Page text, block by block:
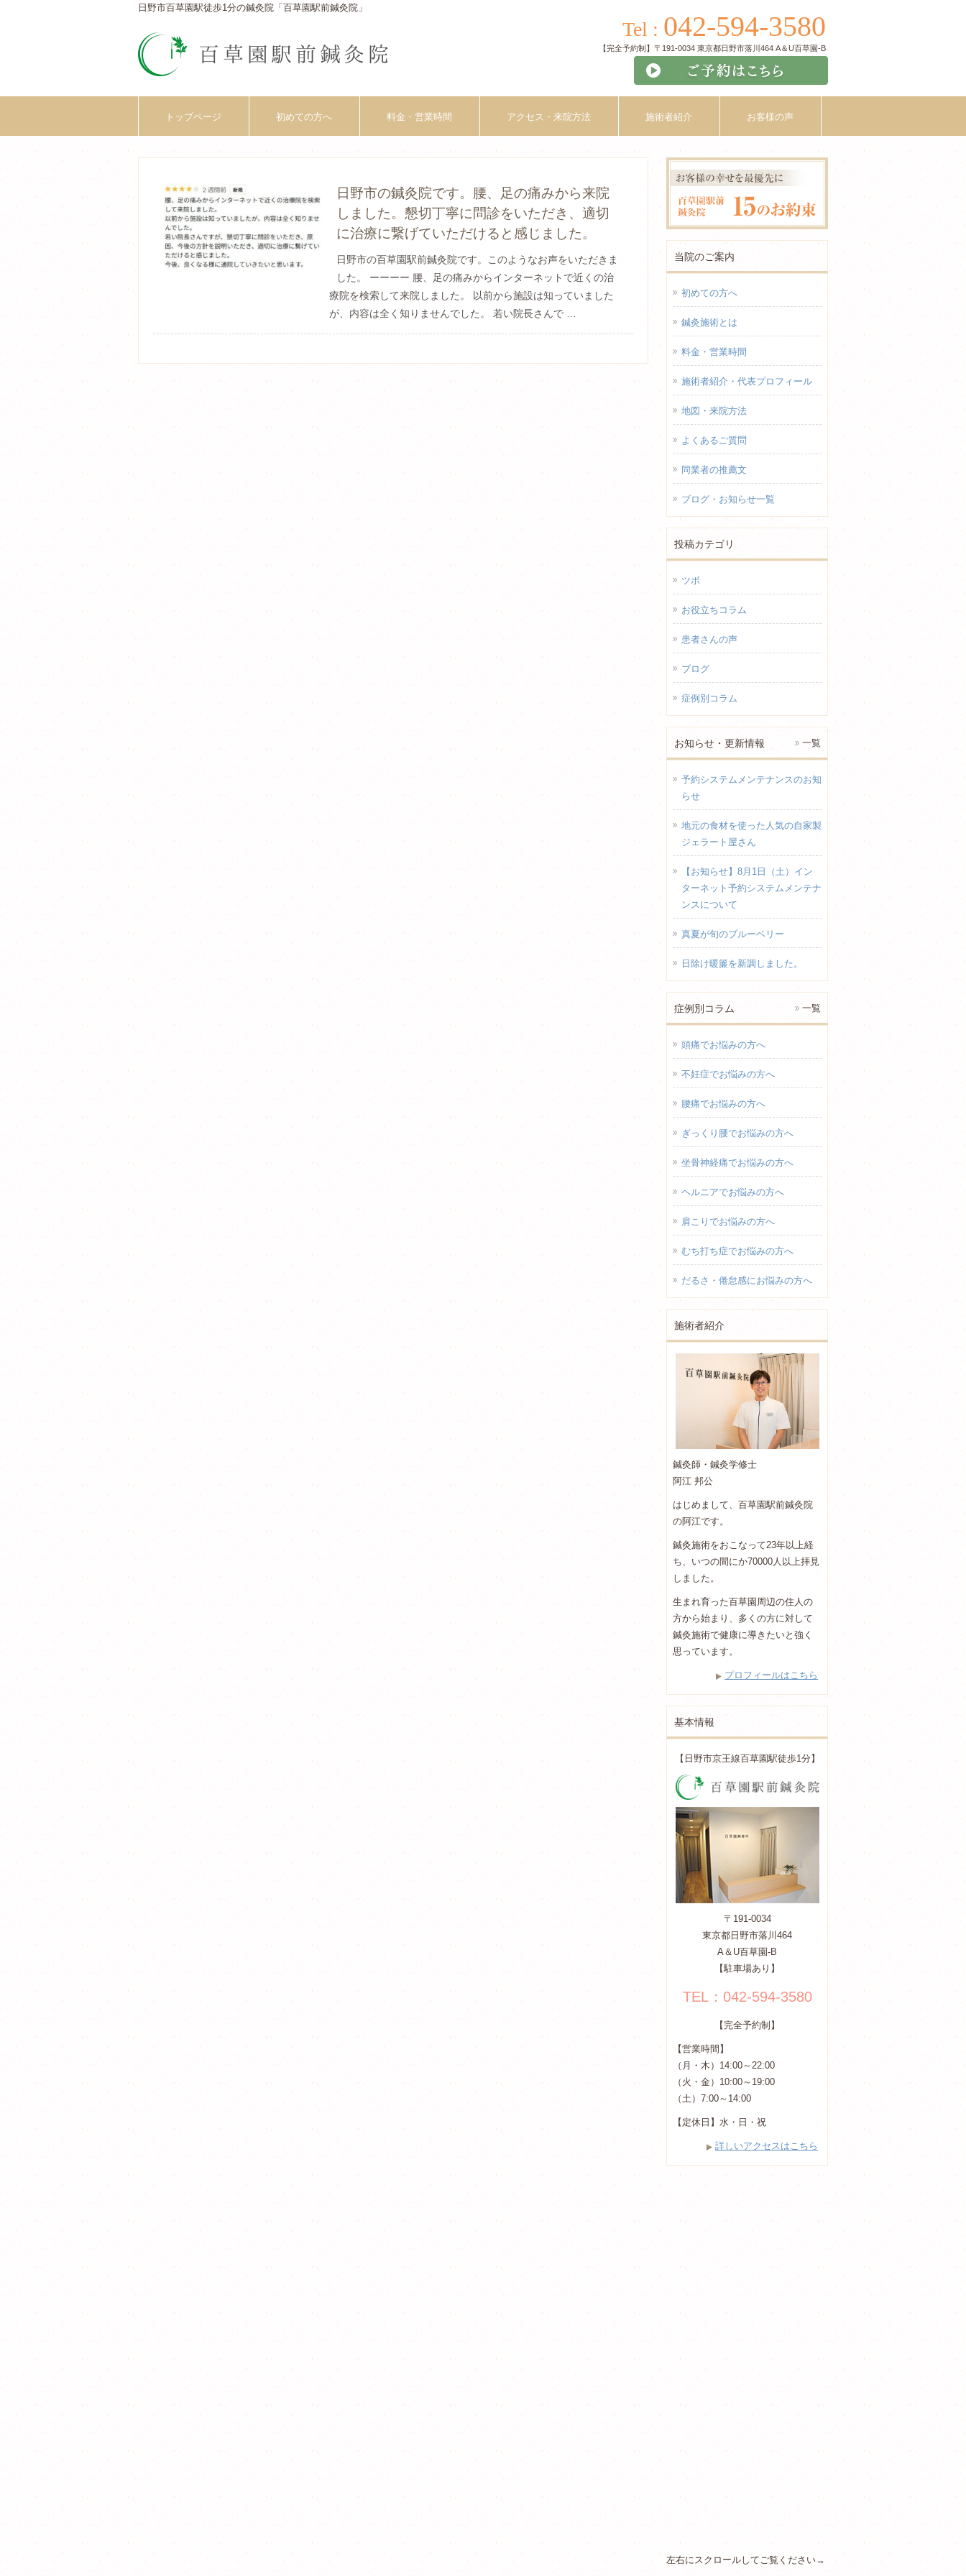
日野市百草園駅徒歩1分の鍼灸院「百草園駅前鍼灸院」
Tel : 042-594-3580
【完全予約制】〒191-0034 東京都日野市落川464 A＆U百草園-B
トップページ 初めての方へ 料金・営業時間 アクセス・来院方法 施術者紹介 お客様の声
日野市の鍼灸院です。腰、足の痛みから来院
しました。懇切丁寧に問診をいただき、適切
に治療に繋げていただけると感じました。
日野市の百草園駅前鍼灸院です。このようなお声をいただきま
した。 ーーーー 腰、足の痛みからインターネットで近くの治
療院を検索して来院しました。 以前から施設は知っていました
が、内容は全く知りませんでした。 若い院長さんで …
当院のご案内
初めての方へ
鍼灸施術とは
料金・営業時間
施術者紹介・代表プロフィール
地図・来院方法
よくあるご質問
同業者の推薦文
ブログ・お知らせ一覧
投稿カテゴリ
ツボ
お役立ちコラム
患者さんの声
ブログ
症例別コラム
お知らせ・更新情報 一覧
予約システムメンテナンスのお知
らせ
地元の食材を使った人気の自家製
ジェラート屋さん
【お知らせ】8月1日（土）イン
ターネット予約システムメンテナ
ンスについて
真夏が旬のブルーベリー
日除け暖簾を新調しました。
症例別コラム 一覧
頭痛でお悩みの方へ
不妊症でお悩みの方へ
腰痛でお悩みの方へ
ぎっくり腰でお悩みの方へ
坐骨神経痛でお悩みの方へ
ヘルニアでお悩みの方へ
肩こりでお悩みの方へ
むち打ち症でお悩みの方へ
だるさ・倦怠感にお悩みの方へ
施術者紹介
鍼灸師・鍼灸学修士
阿江 邦公
はじめまして、百草園駅前鍼灸院
の阿江です。
鍼灸施術をおこなって23年以上経
ち、いつの間にか70000人以上拝見
しました。
生まれ育った百草園周辺の住人の
方から始まり、多くの方に対して
鍼灸施術で健康に導きたいと強く
思っています。
プロフィールはこちら
基本情報
【日野市京王線百草園駅徒歩1分】
〒191-0034
東京都日野市落川464
A＆U百草園-B
【駐車場あり】
TEL：042-594-3580
【完全予約制】
【営業時間】
（月・木）14:00～22:00
（火・金）10:00～19:00
（土）7:00～14:00
【定休日】水・日・祝
詳しいアクセスはこちら
左右にスクロールしてご覧ください→